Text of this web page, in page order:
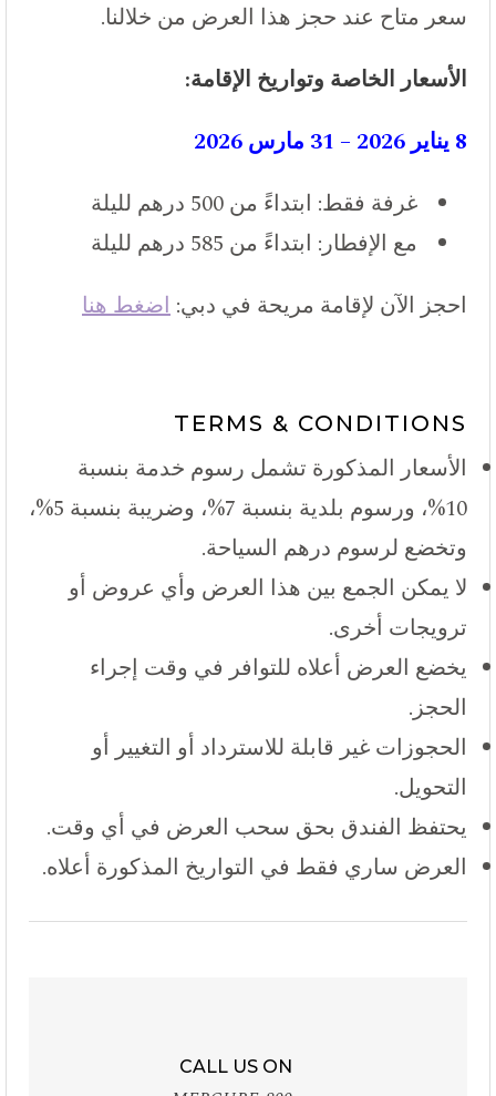
سعر متاح عند حجز هذا العرض من خلالنا.
الأسعار الخاصة وتواريخ الإقامة:
8 يناير 2026 – 31 مارس 2026
غرفة فقط: ابتداءً من 500 درهم لليلة
مع الإفطار: ابتداءً من 585 درهم لليلة
احجز الآن لإقامة مريحة في دبي: اضغط هنا
TERMS & CONDITIONS
الأسعار المذكورة تشمل رسوم خدمة بنسبة
10%، ورسوم بلدية بنسبة 7%، وضريبة بنسبة 5%،
وتخضع لرسوم درهم السياحة.
لا يمكن الجمع بين هذا العرض وأي عروض أو
ترويجات أخرى.
يخضع العرض أعلاه للتوافر في وقت إجراء
الحجز.
الحجوزات غير قابلة للاسترداد أو التغيير أو
التحويل.
يحتفظ الفندق بحق سحب العرض في أي وقت.
العرض ساري فقط في التواريخ المذكورة أعلاه.
CALL US ON